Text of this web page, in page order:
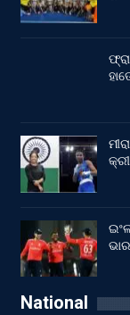
National